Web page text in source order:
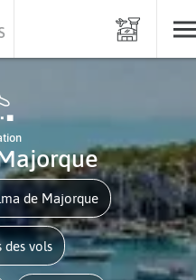
de Majorque
des vols